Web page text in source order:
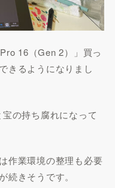
16（Gen 2）」買っ
きるようになりまし
の持ち腐れになって
作業環境の整理も必要
続きそうです。